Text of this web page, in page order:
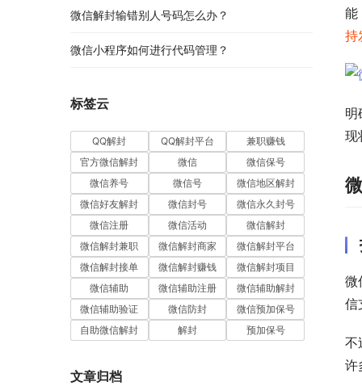
能
持
明
现
微
信
不
许
微信解封输错别人号码怎么办？
微信小程序如何进行代码管理？
标签云
QQ解封 QQ解封平台
兼职赚钱
官方微信解封
微信
微信保号
微信养号
微信号
微信地区解封
微信好友解封
微信封号
微信永久封号
微信注册
微信活动
微信解封
微信解封兼职
微信解封商家
微信解封平台
微信解封接单
微信解封赚钱
微信解封项目
微信辅助
微信辅助注册
微信辅助解封
微信辅助验证
微信防封
微信预加保号
自助微信解封
解封 预加保号
文章归档